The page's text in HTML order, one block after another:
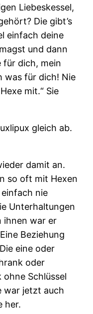
Liebeskessel,
Die gibt’s
einfach deine
und dann
für dich, mein
was für dich! Nie
mit.“ Sie
gleich ab.
damit an.
so oft mit Hexen
nie
Unterhaltungen
ihnen war er
Beziehung
eine oder
oder
Schlüssel
war jetzt auch
her.